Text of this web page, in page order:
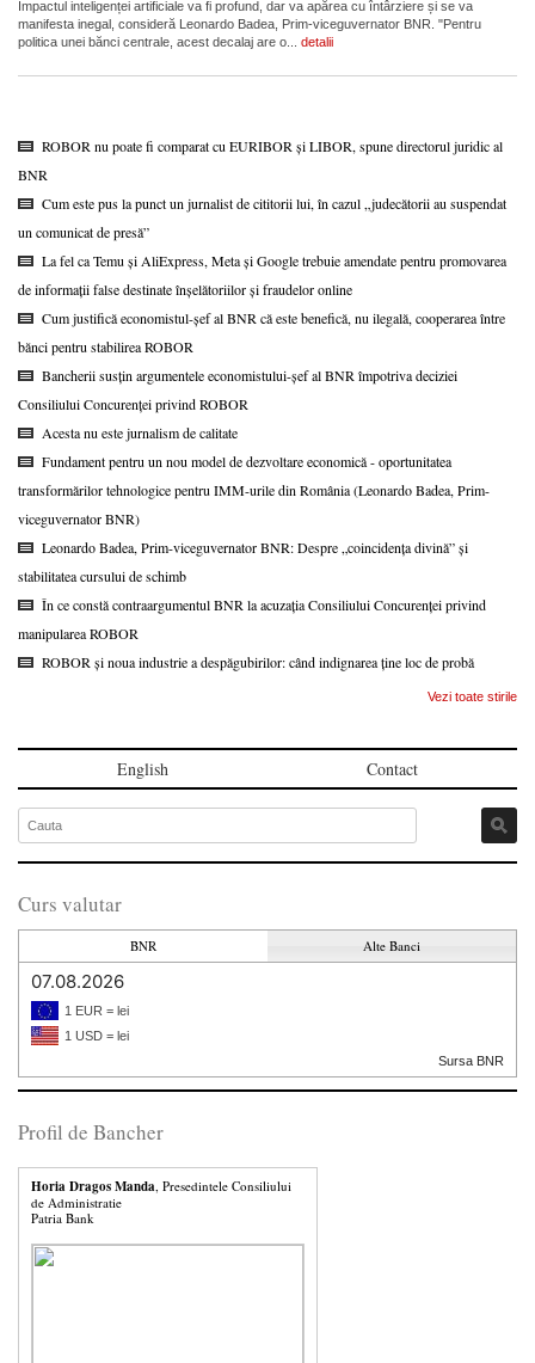
Impactul inteligenței artificiale va fi profund, dar va apărea cu întârziere și se va
manifesta inegal, consideră Leonardo Badea, Prim-viceguvernator BNR. "Pentru
politica unei bănci centrale, acest decalaj are o... detalii
ROBOR nu poate fi comparat cu EURIBOR și LIBOR, spune directorul juridic al
BNR
Cum este pus la punct un jurnalist de cititorii lui, în cazul „judecătorii au suspendat
un comunicat de presă”
La fel ca Temu și AliExpress, Meta și Google trebuie amendate pentru promovarea
de informații false destinate înșelătoriilor și fraudelor online
Cum justifică economistul-șef al BNR că este benefică, nu ilegală, cooperarea între
bănci pentru stabilirea ROBOR
Bancherii susțin argumentele economistului-șef al BNR împotriva deciziei
Consiliului Concurenței privind ROBOR
Acesta nu este jurnalism de calitate
Fundament pentru un nou model de dezvoltare economică - oportunitatea
transformărilor tehnologice pentru IMM-urile din România (Leonardo Badea, Prim-
viceguvernator BNR)
Leonardo Badea, Prim-viceguvernator BNR: Despre „coincidența divină” și
stabilitatea cursului de schimb
În ce constă contraargumentul BNR la acuzația Consiliului Concurenței privind
manipularea ROBOR
ROBOR și noua industrie a despăgubirilor: când indignarea ține loc de probă
Vezi toate stirile
English Contact
Curs valutar
BNR Alte Banci
07.08.2026
1 EUR = lei
1 USD = lei
Sursa BNR
Profil de Bancher
Horia Dragos Manda, Presedintele Consiliului
de Administratie
Patria Bank